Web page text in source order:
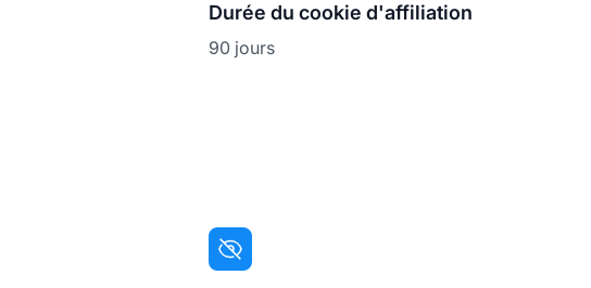
Durée du cookie d'affiliation
90 jours